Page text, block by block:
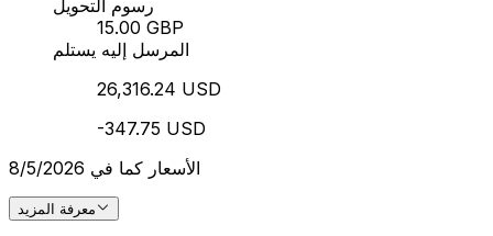
رسوم التحويل
15.00 GBP
المرسل إليه يستلم
26,316.24 USD
-347.75 USD
الأسعار كما في 8/5/2026
معرفة المزيد